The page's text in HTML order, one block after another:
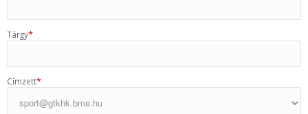
Tárgy*
Címzett*